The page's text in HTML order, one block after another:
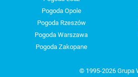
Pogoda Opole
Pogoda Rzeszów
Pogoda Warszawa
Pogoda Zakopane
© 1995-2026 Grupa